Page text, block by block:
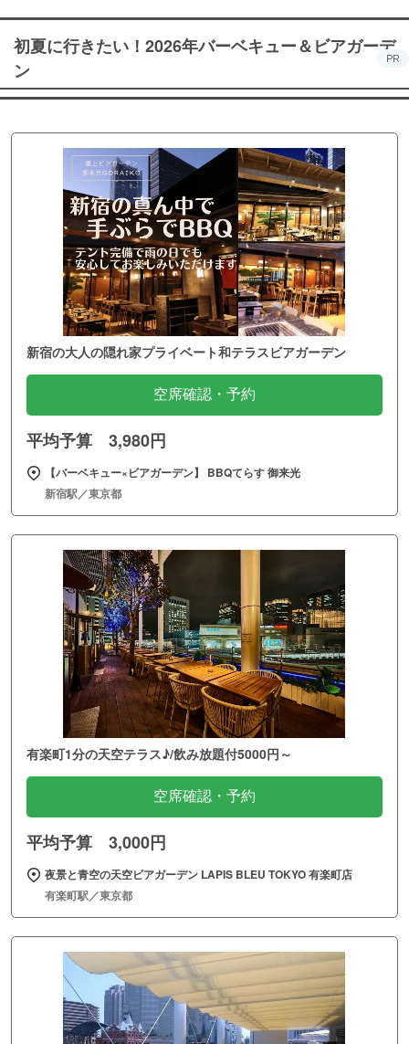
初夏に行きたい！2026年バーベキュー＆ビアガーデ
ン
PR
新宿の大人の隠れ家プライベート和テラスビアガーデン
空席確認・予約
平均予算 3,980円
【バーベキュー×ビアガーデン】 BBQてらす 御来光
新宿駅／東京都
有楽町1分の天空テラス♪/飲み放題付5000円～
空席確認・予約
平均予算 3,000円
夜景と青空の天空ビアガーデン LAPIS BLEU TOKYO 有楽町店
有楽町駅／東京都